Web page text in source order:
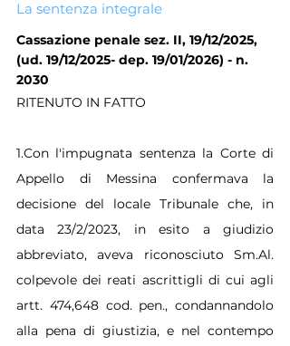
La sentenza integrale
Cassazione penale sez. II, 19/12/2025,
(ud. 19/12/2025- dep. 19/01/2026) - n.
2030
RITENUTO IN FATTO
1.Con l'impugnata sentenza la Corte di
Appello di Messina confermava la
decisione del locale Tribunale che, in
data 23/2/2023, in esito a giudizio
abbreviato, aveva riconosciuto Sm.Al.
colpevole dei reati ascrittigli di cui agli
artt. 474,648 cod. pen., condannandolo
alla pena di giustizia, e nel contempo